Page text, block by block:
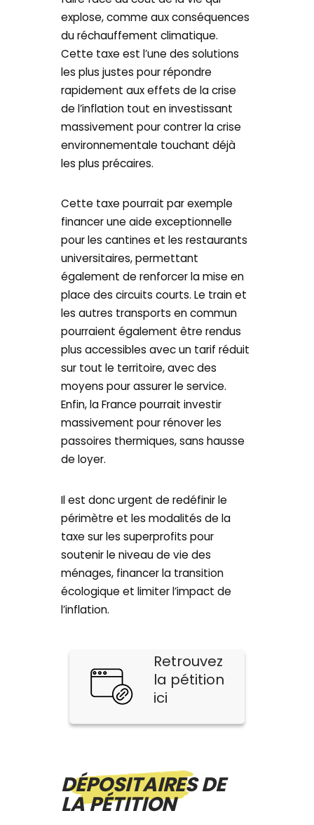
explose, comme aux conséquences
du réchauffement climatique.
Cette taxe est l’une des solutions
les plus justes pour répondre
rapidement aux effets de la crise
de l’inflation tout en investissant
massivement pour contrer la crise
environnementale touchant déjà
les plus précaires.
Cette taxe pourrait par exemple
financer une aide exceptionnelle
pour les cantines et les restaurants
universitaires, permettant
également de renforcer la mise en
place des circuits courts. Le train et
les autres transports en commun
pourraient également être rendus
plus accessibles avec un tarif réduit
sur tout le territoire, avec des
moyens pour assurer le service.
Enfin, la France pourrait investir
massivement pour rénover les
passoires thermiques, sans hausse
de loyer.
Il est donc urgent de redéfinir le
périmètre et les modalités de la
taxe sur les superprofits pour
soutenir le niveau de vie des
ménages, financer la transition
écologique et limiter l’impact de
l’inflation.
Retrouvez
la pétition
ici
DÉPOSITAIRES DE
LA PÉTITION